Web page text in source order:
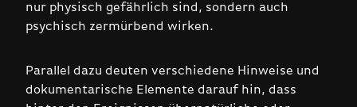
nur physisch gefährlich sind, sondern auch
psychisch zermürbend wirken.
Parallel dazu deuten verschiedene Hinweise und
dokumentarische Elemente darauf hin, dass